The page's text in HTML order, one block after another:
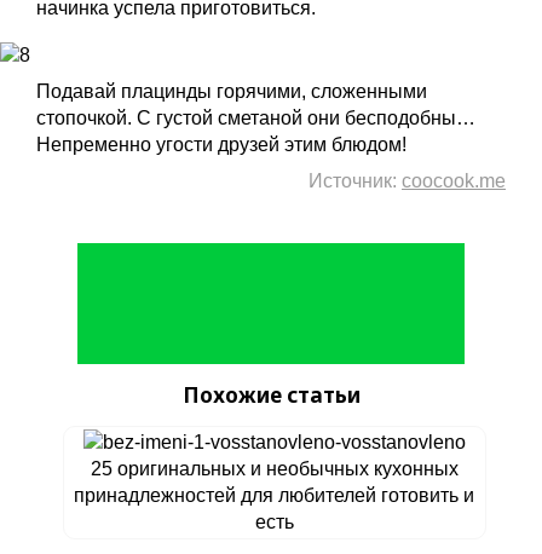
начинка успела приготовиться.
Подавай плацинды горячими, сложенными
стопочкой. С густой сметаной они бесподобны…
Непременно угости друзей этим блюдом!
Источник: coocook.me
Похожие статьи
25 оригинальных и необычных кухонных
принадлежностей для любителей готовить и
есть